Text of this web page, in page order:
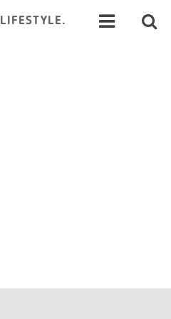
LIFESTYLE.